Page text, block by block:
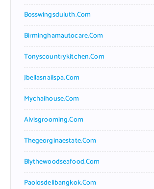
Bosswingsduluth.com
Birminghamautocare.com
Tonyscountrykitchen.com
Jbellasnailspa.com
Mychaihouse.com
Alvisgrooming.com
Thegeorginaestate.com
Blythewoodseafood.com
Paolosdelibangkok.com